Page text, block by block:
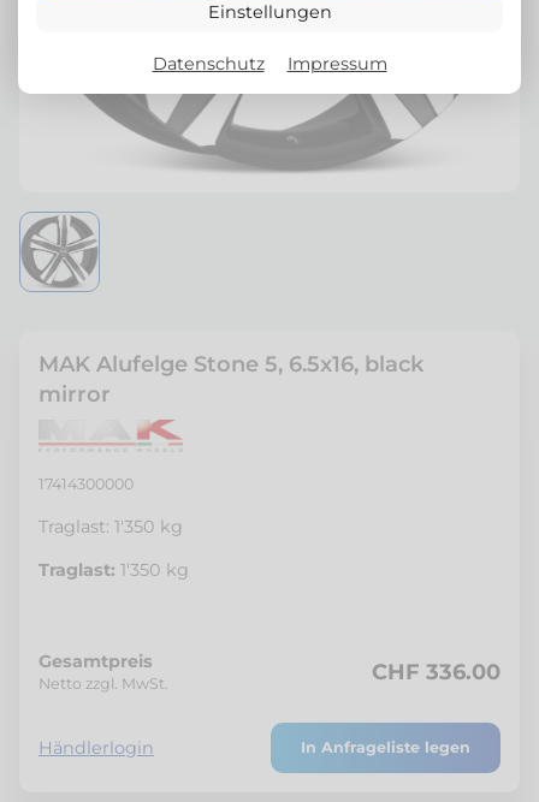
MAK Alufelge Stone 5, 6.5x16, black
mirror
17414300000
Traglast: 1'350 kg
Traglast: 1'350 kg
Gesamtpreis
Netto zzgl. MwSt. CHF 336.00
Händlerlogin In Anfrageliste legen
Einstellungen
Datenschutz Impressum